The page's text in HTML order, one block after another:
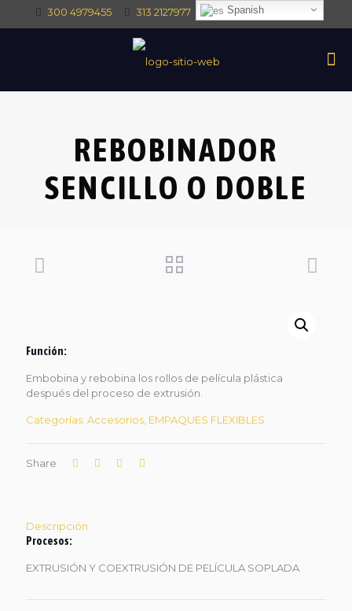
300 4979455 313 2127977 intec@intectrade.co
REBOBINADOR
SENCILLO O DOBLE
Función:
Embobina y rebobina los rollos de película plástica
después del proceso de extrusión.
Categorías: Accesorios EMPAQUES FLEXIBLES
Share
Descripción
Procesos:
EXTRUSIÓN Y COEXTRUSIÓN DE PELÍCULA SOPLADA
Spanish